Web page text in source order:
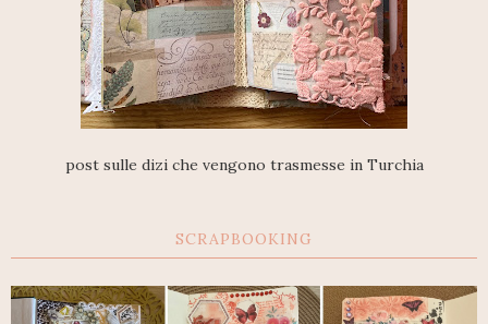
post sulle dizi che vengono trasmesse in Turchia
SCRAPBOOKING